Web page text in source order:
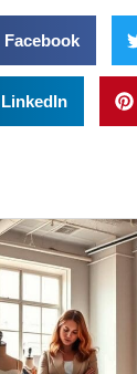
Facebook
LinkedIn